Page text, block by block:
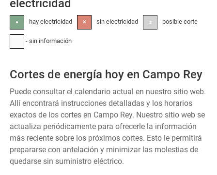
electricidad
● - hay electricidad ✕ - sin electricidad ± - posible corte
- sin información
Cortes de energía hoy en Campo Rey
Puede consultar el calendario actual en nuestro sitio web.
Allí encontrará instrucciones detalladas y los horarios
exactos de los cortes en Campo Rey. Nuestro sitio web se
actualiza periódicamente para ofrecerle la información
más reciente sobre los próximos cortes. Esto le permitirá
prepararse con antelación y minimizar las molestias de
quedarse sin suministro eléctrico.